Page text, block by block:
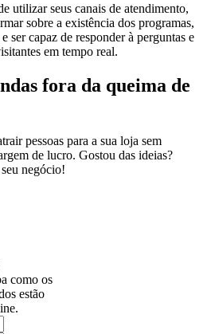
utilizar seus canais de atendimento,
sobre a existência dos programas,
ser capaz de responder à perguntas e
em tempo real.
fora da queima de
pessoas para a sua loja sem
de lucro. Gostou das ideias?
negócio!
como os
estão